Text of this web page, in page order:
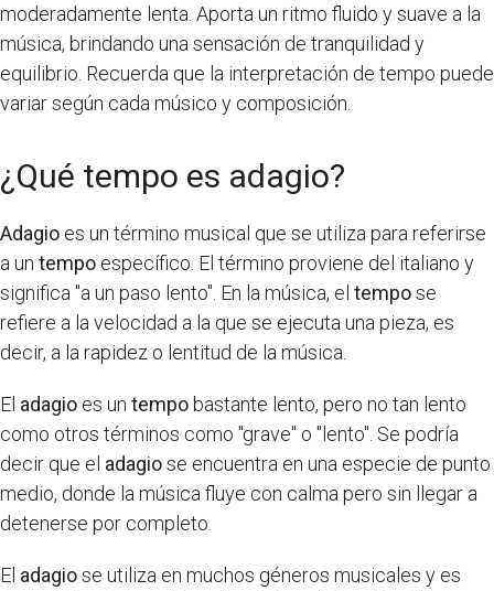
moderadamente lenta. Aporta un ritmo fluido y suave a la
música, brindando una sensación de tranquilidad y
equilibrio. Recuerda que la interpretación de tempo puede
variar según cada músico y composición.
¿Qué tempo es adagio?
Adagio es un término musical que se utiliza para referirse
a un tempo específico. El término proviene del italiano y
significa "a un paso lento". En la música, el tempose
refiere a la velocidad a la que se ejecuta una pieza, es
decir, a la rapidez o lentitud de la música.
El adagio es un tempobastante lento, pero no tan lento
como otros términos como "grave" o "lento". Se podría
decir que el adagiose encuentra en una especie de punto
medio, donde la música fluye con calma pero sin llegar a
detenerse por completo.
El adagiose utiliza en muchos géneros musicales y es